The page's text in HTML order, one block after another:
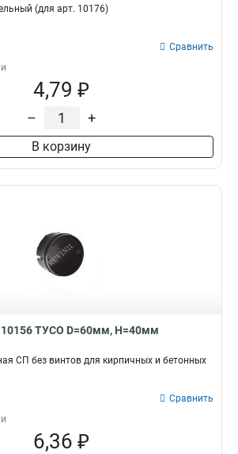
(для арт. 10176)
Сравнить
4,79 ₽
– +
В корзину
10156 ТУСО D=60мм, H=40мм
СП без винтов для кирпичных и бетонных
Сравнить
6,36 ₽